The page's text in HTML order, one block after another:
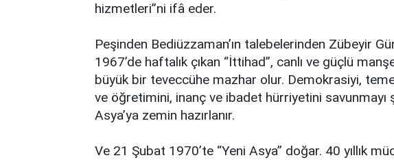
hizmetleri”ni ifâ eder.
Peşinden Bediüzzaman’ın talebelerinden Zübeyir
1967’de haftalık çıkan “İttihad”, canlı ve güçlü
büyük bir teveccühe mazhar olur. Demokrasiyi,
ve öğretimini, inanç ve ibadet hürriyetini savunmayı
Asya’ya zemin hazırlanır.
Ve 21 Şubat 1970’te “Yeni Asya” doğar. 40 yıllık